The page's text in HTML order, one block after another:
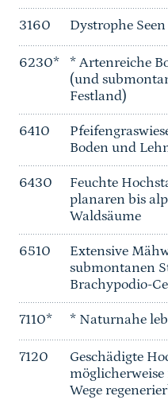
3160 Dystrophe Seen
6230*
* Artenreiche
(und
Festland)
6410
Boden und
6430
Feuchte
planaren bis
Waldsäume
6510
Extensive
submontanen
Brachypodio-
7110* * Naturnahe
7120
Geschädigte
Wege